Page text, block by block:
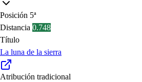
Posición 5ª
Distancia 0.748
Título
La luna de la sierra
Atribución tradicional